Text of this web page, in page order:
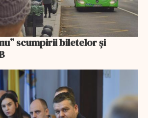
scumpirii biletelor și